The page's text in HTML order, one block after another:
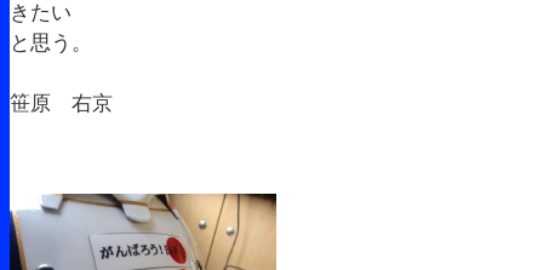
きたい
と思う。
笹原 右京